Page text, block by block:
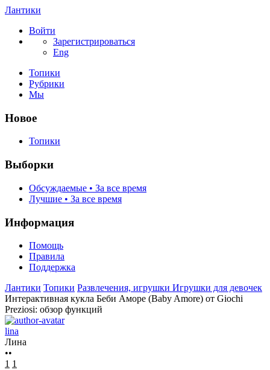
Лантики
Войти
Зарегистрироваться
Eng
Топики
Рубрики
Мы
Новое
Топики
Выборки
Обсуждаемые • За все время
Лучшие • За все время
Информация
Помощь
Правила
Поддержка
Лантики Топики Развлечения, игрушки Игрушки для девочек
Интерактивная кукла Беби Аморе (Baby Amore) от Giochi
Preziosi: обзор функций
lina
Лина
••
1 1